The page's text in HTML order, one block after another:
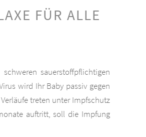
FÜR ALLE
sauerstoffpflichtigen
wird Ihr Baby passiv gegen
treten unter Impfschutz
auftritt, soll die Impfung